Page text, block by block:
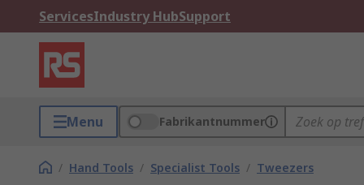
ServicesIndustry HubSupport
Menu Fabrikantnummer
/ Hand Tools / Specialist Tools / Tweezers